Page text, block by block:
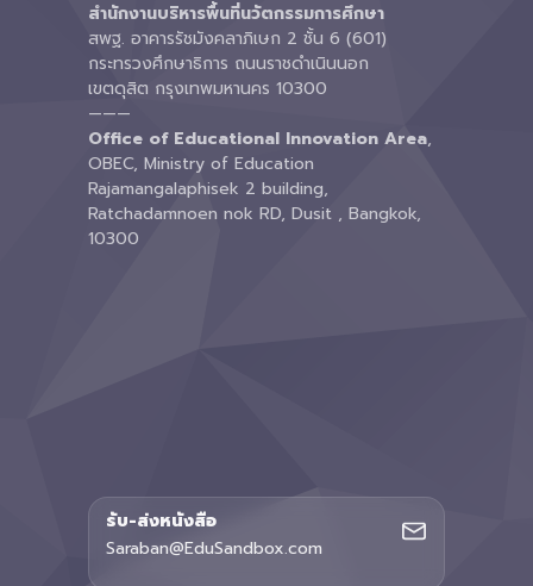
สำนักงานบริหารพื้นที่นวัตกรรมการศึกษา
สพฐ. อาคารรัชมังคลาภิเษก 2 ชั้น 6 (601)
กระทรวงศึกษาธิการ ถนนราชดำเนินนอก
เขตดุสิต กรุงเทพมหานคร 10300
———
Office of Educational Innovation Area,
OBEC, Ministry of Education
Rajamangalaphisek 2 building,
Ratchadamnoen nok RD, Dusit , Bangkok,
10300
รับ-ส่งหนังสือ
Saraban@EduSandbox.com